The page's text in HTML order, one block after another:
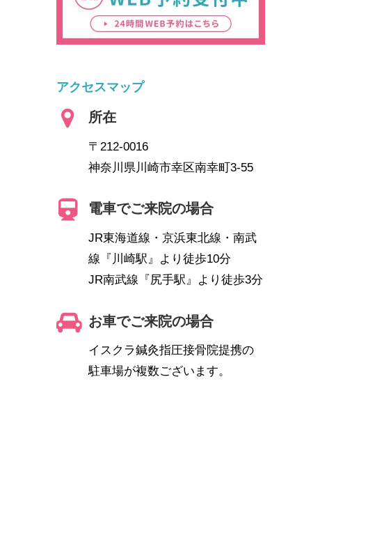
アクセスマップ
所在
〒212-0016
神奈川県川崎市幸区南幸町3-55
電車でご来院の場合
JR東海道線・京浜東北線・南武
線『川崎駅』より徒歩10分
JR南武線『尻手駅』より徒歩3分
お車でご来院の場合
イスクラ鍼灸指圧接骨院提携の
駐車場が複数ございます。